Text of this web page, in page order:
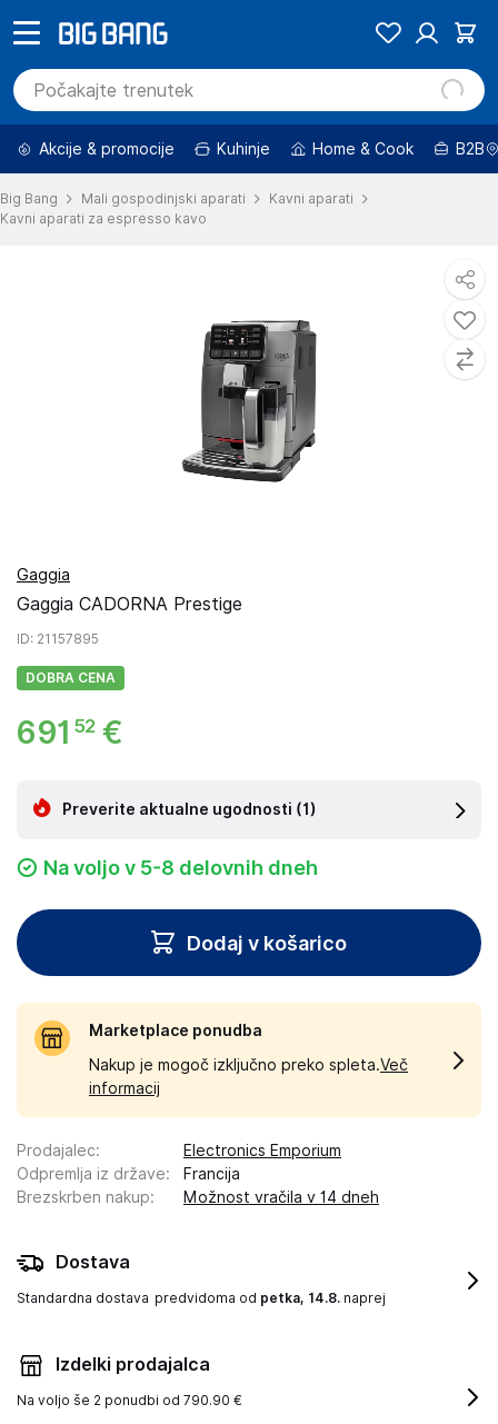
Akcije & promocije Kuhinje Home & Cook B2B
Big Bang Mali gospodinjski aparati
Kavni aparati
Kavni aparati za espresso kavo
Gaggia
Gaggia CADORNA Prestige
ID: 21157895
DOBRA CENA
691 52 €
Preverite aktualne ugodnosti (1)
Na voljo v 5-8 delovnih dneh
Dodaj v košarico
Marketplace ponudba
Nakup je mogoč izključno preko spleta.Več
informacij
Prodajalec:
Electronics Emporium
Odpremlja iz države:
Francija
Brezskrben nakup: Možnost vračila v 14 dneh
Dostava
Standardna dostava predvidoma od petka, 14.8. naprej
Izdelki prodajalca
Na voljo še 2 ponudbi od 790.90 €